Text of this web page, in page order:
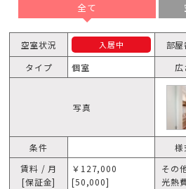
全て
空室状況 入居中 部屋
タイプ
個室 広
写真
条件 様
賃料 / 月
[保証金]
￥127,000
[50,000]
その
光熱